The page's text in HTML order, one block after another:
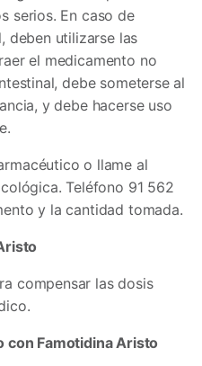
serios. En caso de
deben utilizarse las
el medicamento no
debe someterse al
y debe hacerse uso
o llame al
Teléfono 91 562
y la cantidad tomada.
compensar las dosis
Famotidina Aristo